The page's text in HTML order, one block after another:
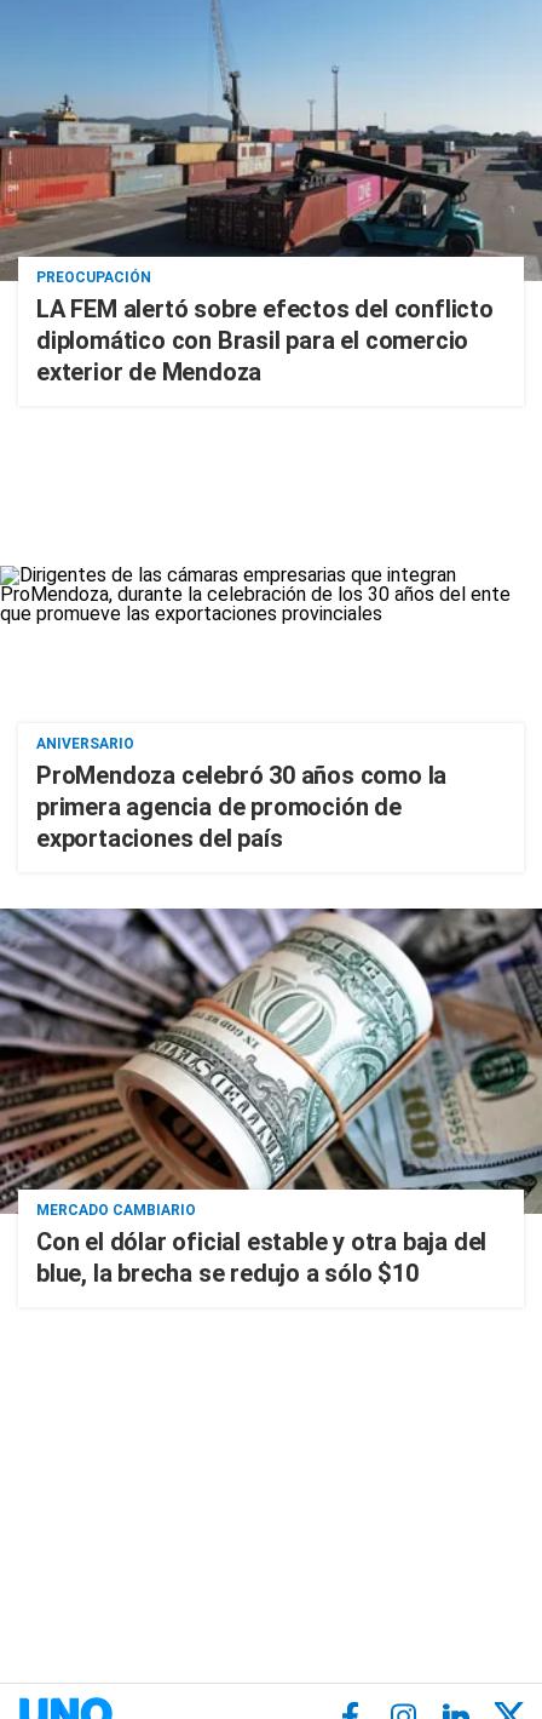
PREOCUPACIÓN
LA FEM alertó sobre efectos del conflicto
diplomático con Brasil para el comercio
exterior de Mendoza
ANIVERSARIO
ProMendoza celebró 30 años como la
primera agencia de promoción de
exportaciones del país
MERCADO CAMBIARIO
Con el dólar oficial estable y otra baja del
blue, la brecha se redujo a sólo $10